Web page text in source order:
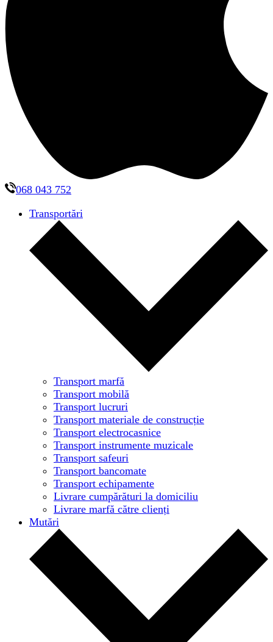
068 043 752
Transportări
Transport marfă
Transport mobilă
Transport lucruri
Transport materiale de construcție
Transport electrocasnice
Transport instrumente muzicale
Transport safeuri
Transport bancomate
Transport echipamente
Livrare cumpărături la domiciliu
Livrare marfă către clienți
Mutări